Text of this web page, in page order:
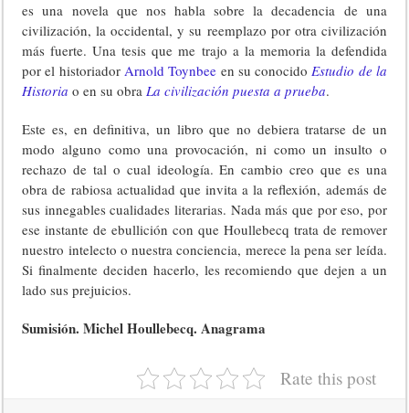
es una novela que nos habla sobre la decadencia de una
civilización, la occidental, y su reemplazo por otra civilización
más fuerte. Una tesis que me trajo a la memoria la defendida
por el historiador Arnold Toynbee en su conocidoEstudio de la
Historia o en su obraLa civilización puesta a prueba.
Este es, en definitiva, un libro que no debiera tratarse de un
modo alguno como una provocación, ni como un insulto o
rechazo de tal o cual ideología. En cambio creo que es una
obra de rabiosa actualidad que invita a la reflexión, además de
sus innegables cualidades literarias. Nada más que por eso, por
ese instante de ebullición con que Houllebecq trata de remover
nuestro intelecto o nuestra conciencia, merece la pena ser leída.
Si finalmente deciden hacerlo, les recomiendo que dejen a un
lado sus prejuicios.
Sumisión. Michel Houllebecq. Anagrama
Rate this post